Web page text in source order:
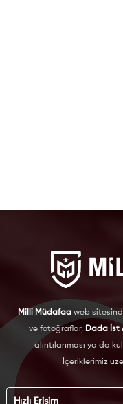
Milli Müdafaa web
ve fotoğraflar, Dada İst
alıntılanması ya da
İçeriklerimiz
Hızlı Erişim